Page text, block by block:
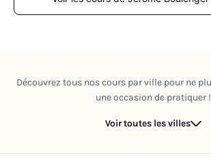
Découvrez tous nos cours par ville pour ne
une occasion de pratiquer !
Voir toutes les villes